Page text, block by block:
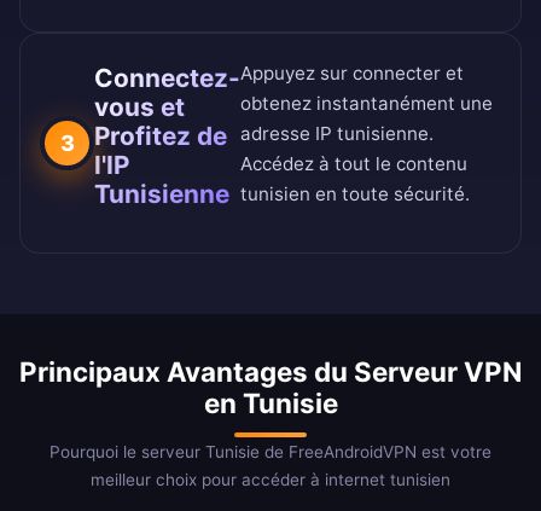
3
Connectez-
vous et
Profitez de
l'IP
Tunisienne
Appuyez sur connecter et
obtenez instantanément une
adresse IP tunisienne.
Accédez à tout le contenu
tunisien en toute sécurité.
Principaux Avantages du Serveur VPN
en Tunisie
Pourquoi le serveur Tunisie de FreeAndroidVPN est votre
meilleur choix pour accéder à internet tunisien